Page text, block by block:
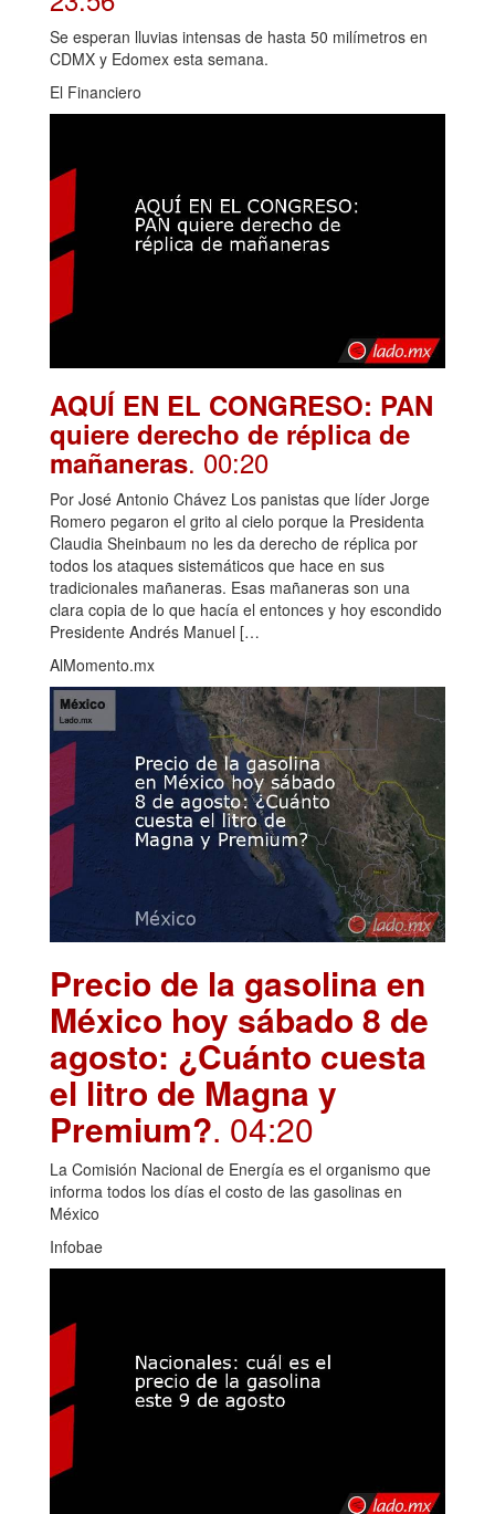
Se esperan lluvias intensas de hasta 50 milímetros en
CDMX y Edomex esta semana.
El Financiero
AQUÍ EN EL CONGRESO: PAN
quiere derecho de réplica de
mañaneras. 00:20
Por José Antonio Chávez Los panistas que líder Jorge
Romero pegaron el grito al cielo porque la Presidenta
Claudia Sheinbaum no les da derecho de réplica por
todos los ataques sistemáticos que hace en sus
tradicionales mañaneras. Esas mañaneras son una
clara copia de lo que hacía el entonces y hoy escondido
Presidente Andrés Manuel […
AlMomento.mx
Precio de la gasolina en
México hoy sábado 8 de
agosto: ¿Cuánto cuesta
el litro de Magna y
Premium?. 04:20
La Comisión Nacional de Energía es el organismo que
informa todos los días el costo de las gasolinas en
México
Infobae